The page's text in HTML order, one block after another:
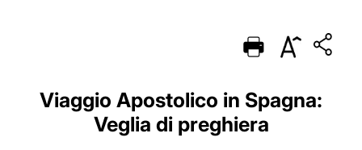
PORTUGUÊS
DEUTSCH
Viaggio Apostolico in Spagna:
Veglia di preghiera